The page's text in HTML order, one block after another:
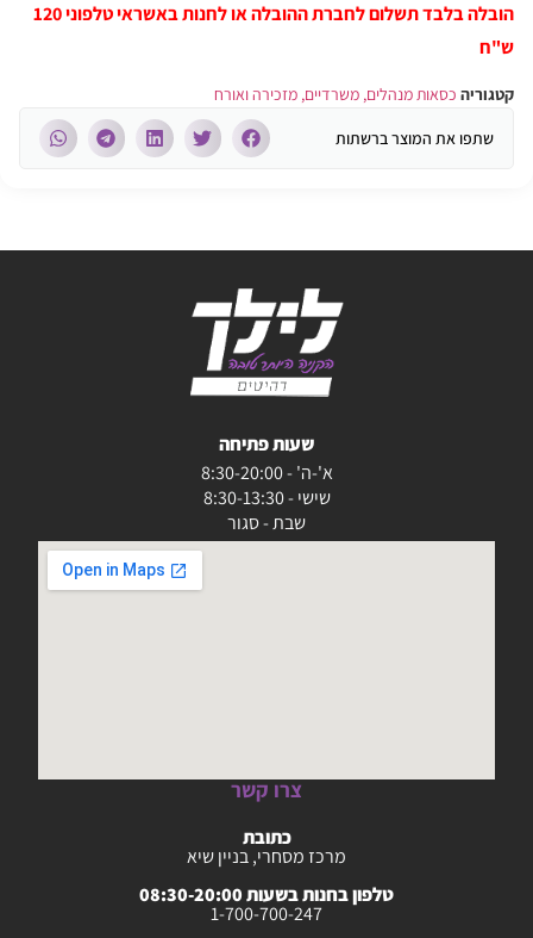
הובלה בלבד תשלום לחברת ההובלה או לחנות באשראי טלפוני 120
ש"ח
קטגוריה כסאות מנהלים, משרדיים, מזכירה ואורח
שתפו את המוצר ברשתות
שעות פתיחה
א'-ה' - 8:30-20:00
שישי - 8:30-13:30
שבת - סגור
צרו קשר
כתובת
מרכז מסחרי, בניין שיא
טלפון בחנות בשעות 08:30-20:00
1-700-700-247